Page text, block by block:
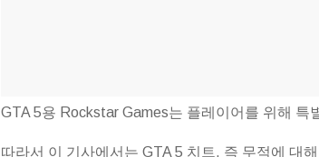
GTA 5용 Rockstar Games는 플레이어를 위해 특
따라서 이 기사에서는 GTA 5 치트, 즉 무적에 대